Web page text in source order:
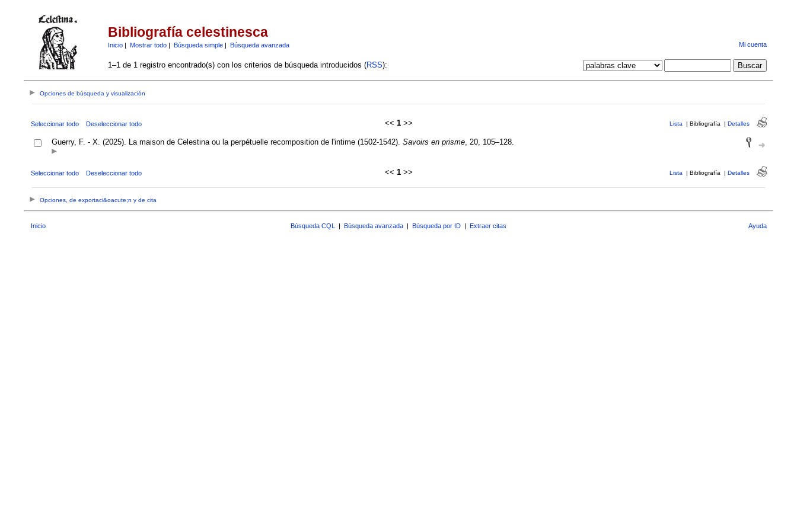
Bibliografía celestinesca
Inicio| Mostrar todo| Búsqueda simple| Búsqueda avanzada Mi cuenta
1–1 de 1 registro encontrado(s) con los criterios de búsqueda introducidos (RSS):
Opciones de búsqueda y visualización
Seleccionar todo Deseleccionar todo << 1>> Lista | Bibliografía | Detalles
Guerry, F. - X. (2025). La maison de Celestina ou la perpétuelle recomposition de l'intime (1502-1542). Savoirs en prisme, 20, 105–128.
Seleccionar todo Deseleccionar todo << 1>> Lista | Bibliografía | Detalles
Opciones, de exportaci&oacute;n y de cita
Inicio Búsqueda CQL | Búsqueda avanzada | Búsqueda por ID | Extraer citas Ayuda